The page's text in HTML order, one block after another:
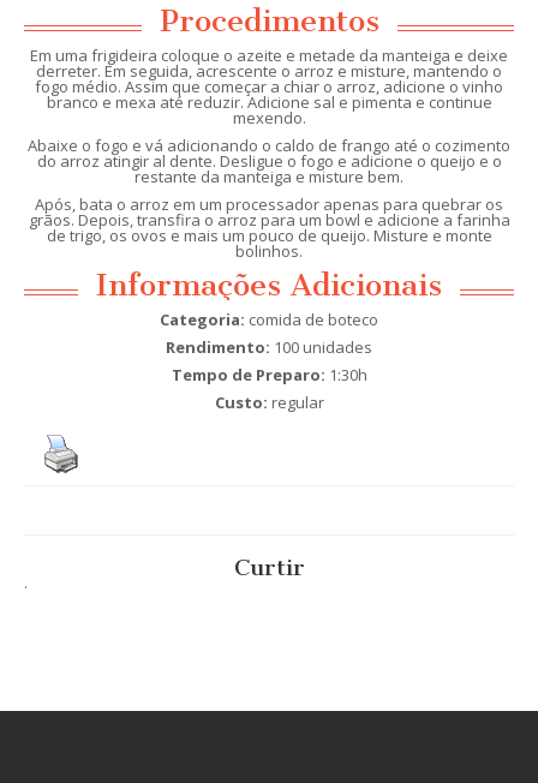
Procedimentos
Em uma frigideira coloque o azeite e metade da manteiga e deixe
derreter. Em seguida, acrescente o arroz e misture, mantendo o
fogo médio. Assim que começar a chiar o arroz, adicione o vinho
branco e mexa até reduzir. Adicione sal e pimenta e continue
mexendo.
Abaixe o fogo e vá adicionando o caldo de frango até o cozimento
do arroz atingir al dente. Desligue o fogo e adicione o queijo e o
restante da manteiga e misture bem.
Após, bata o arroz em um processador apenas para quebrar os
grãos. Depois, transfira o arroz para um bowl e adicione a farinha
de trigo, os ovos e mais um pouco de queijo. Misture e monte
bolinhos.
Informações Adicionais
Categoria: comida de boteco
Rendimento: 100 unidades
Tempo de Preparo: 1:30h
Custo: regular
Curtir
.